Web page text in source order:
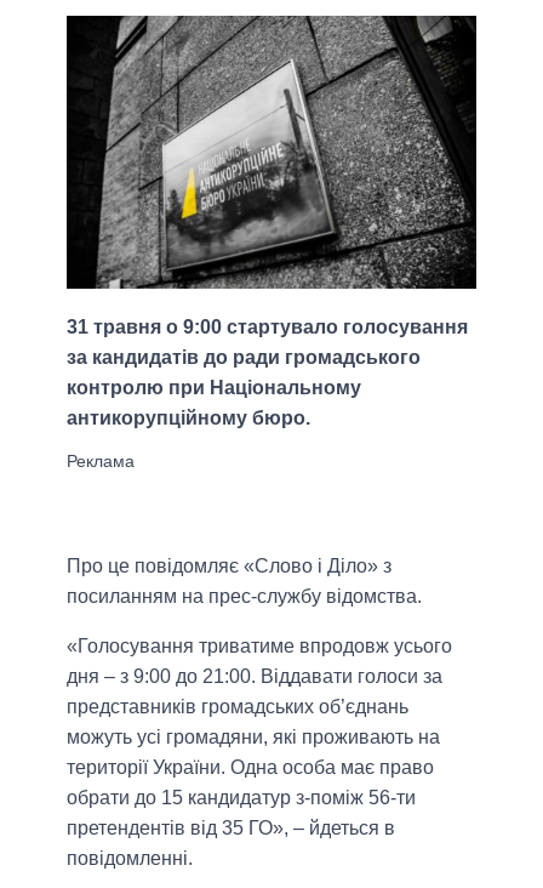
31 травня о 9:00 стартувало голосування
за кандидатів до ради громадського
контролю при Національному
антикорупційному бюро.
Про це повідомляє «Слово і Діло» з
посиланням на прес-службу відомства.
«Голосування триватиме впродовж усього
дня – з 9:00 до 21:00. Віддавати голоси за
представників громадських об’єднань
можуть усі громадяни, які проживають на
території України. Одна особа має право
обрати до 15 кандидатур з-поміж 56-ти
претендентів від 35 ГО», – йдеться в
повідомленні.